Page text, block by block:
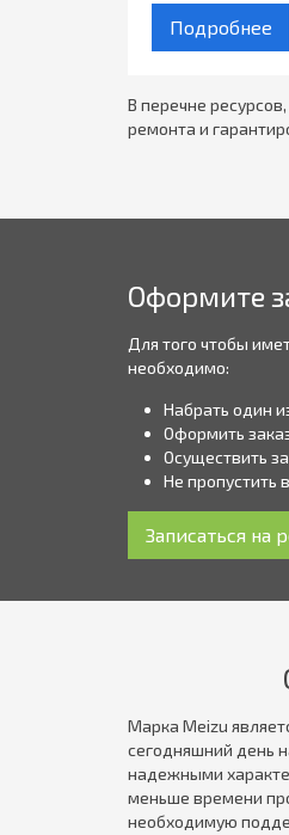
Подробнее
В перечне
ремонта и
Оформите
Для того чтобы
необходимо:
Набрать один
Оформить
Осуществить
Не пропустить
Марка Meizu
сегодняшний день
надежными
меньше времени
необходимую